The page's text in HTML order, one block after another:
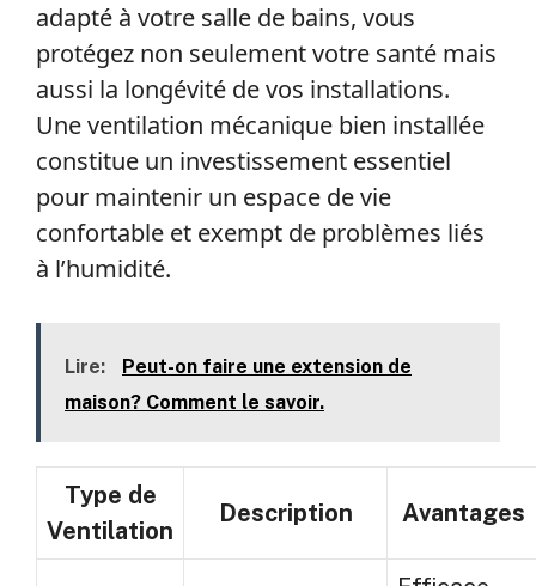
adapté à votre salle de bains, vous
protégez non seulement votre santé mais
aussi la longévité de vos installations.
Une ventilation mécanique bien installée
constitue un investissement essentiel
pour maintenir un espace de vie
confortable et exempt de problèmes liés
à l’humidité.
Lire:
Peut-on faire une extension de
maison? Comment le savoir.
Type de
Ventilation
Description Avantages